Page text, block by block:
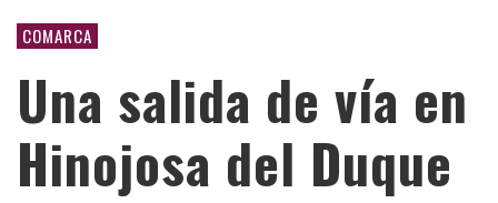
COMARCA
Una salida de vía en
Hinojosa del Duque